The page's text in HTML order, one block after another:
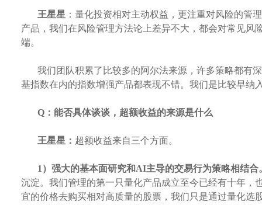
王星星 ：量化投资相对主动权益，更注重对风险的管
产品，我们在风险管理方法论上差异不大，都会对常见
端。
我们团队积累了比较多的阿尔法来源，许多策略都有
基指数在内的指数增强产品都表现不错。我们是比较早
Q： 能否具体谈谈，超额收益的来源是什么
王星星： 超额收益来自三个方面。
1）强大的基本面研究和AI主导的交易行为策略相结合
沉淀。我们管理的第一只量化产品成立至今已经有十年
宜的价格去购买相对高质量的股票，我们只是通过量化